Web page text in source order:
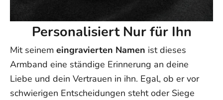
Personalisiert Nur für Ihn
Mit seinem eingravierten Namen ist dieses
Armband eine ständige Erinnerung an deine
Liebe und dein Vertrauen in ihn. Egal, ob er vor
schwierigen Entscheidungen steht oder Siege